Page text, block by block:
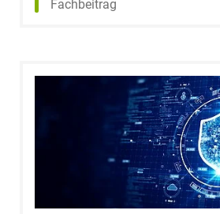
of London)
Laura-Felicia
Bokranz, LL.M.
(University of
Cape Town)
Fachbeitrag